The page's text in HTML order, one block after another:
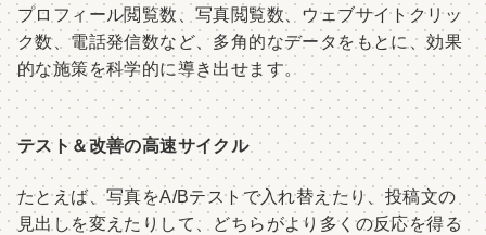
プロフィール閲覧数、写真閲覧数、ウェブサイトクリッ
ク数、電話発信数など、多角的なデータをもとに、効果
的な施策を科学的に導き出せます。
テスト＆改善の高速サイクル
たとえば、写真をA/Bテストで入れ替えたり、投稿文の
見出しを変えたりして、どちらがより多くの反応を得る